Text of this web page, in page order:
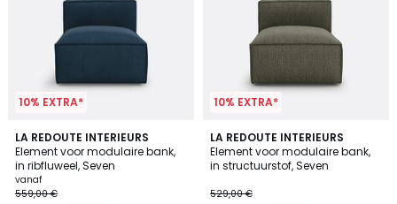
10% EXTRA*
LA REDOUTE INTERIEURS
Element voor modulaire bank,
in ribfluweel, Seven
vanaf
559,00 €
3,8
/ 5
5
Kleuren
10% EXTRA*
LA REDOUTE INTERIEURS
Element voor modulaire bank,
in structuurstof, Seven
529,00 €
2
/
5
5
Kleuren